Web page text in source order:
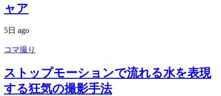
ャア
5日 ago
コマ撮り
ストップモーションで流れる水を表現
する狂気の撮影手法